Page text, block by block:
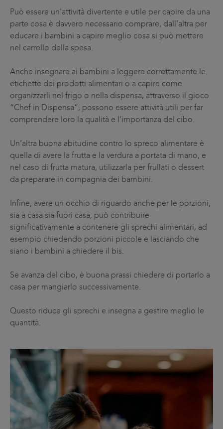
Può essere un'attività divertente e utile per capire da una
parte cosa è davvero necessario comprare, dall’altra per
educare i bambini a capire meglio cosa si può mettere
nel carrello della spesa.
Anche insegnare ai bambini a leggere correttamente le
etichette dei prodotti alimentari o a capire come
organizzarli nel frigo o nella dispensa, attraverso il gioco
“Chef in Dispensa”, possono essere attività utili per far
comprendere loro la qualità e l’importanza del cibo.
Un’altra buona abitudine contro lo spreco alimentare è
quella di avere la frutta e la verdura a portata di mano, e
nel caso di frutta matura, utilizzarla per frullati o dessert
da preparare in compagnia dei bambini.
Infine, avere un occhio di riguardo anche per le porzioni,
sia a casa sia fuori casa, può contribuire
significativamente a contenere gli sprechi alimentari, ad
esempio chiedendo porzioni piccole e lasciando che
siano i bambini a chiedere il bis.
Se avanza del cibo, è buona prassi chiedere di portarlo a
casa per mangiarlo successivamente.
Questo riduce gli sprechi e insegna a gestire meglio le
quantità.